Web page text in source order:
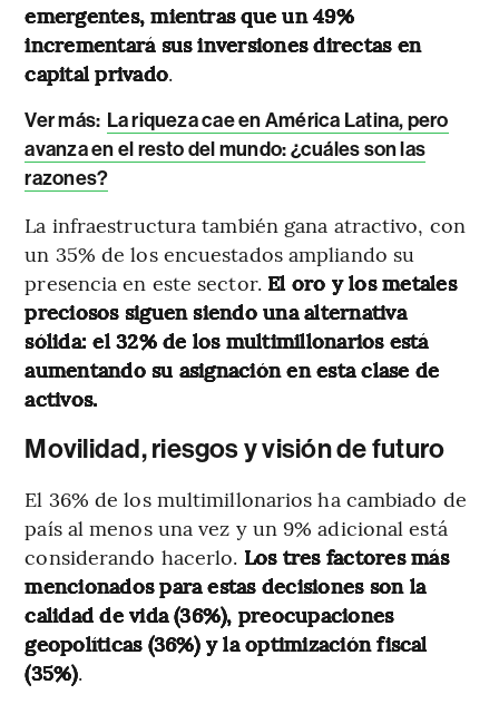
emergentes, mientras que un 49%
incrementará sus inversiones directas en
capital privado.
Ver más: La riqueza cae en América Latina, pero
avanza en el resto del mundo: ¿cuáles son las
razones?
La infraestructura también gana atractivo, con
un 35% de los encuestados ampliando su
presencia en este sector. El oro y los metales
preciosos siguen siendo una alternativa
sólida: el 32% de los multimillonarios está
aumentando su asignación en esta clase de
activos.
Movilidad, riesgos y visión de futuro
El 36% de los multimillonarios ha cambiado de
país al menos una vez y un 9% adicional está
considerando hacerlo. Los tres factores más
mencionados para estas decisiones son la
calidad de vida (36%), preocupaciones
geopolíticas (36%) y la optimización fiscal
(35%).